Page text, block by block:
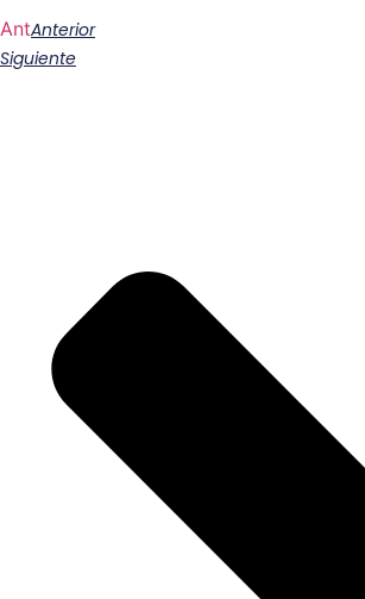
AntAnterior
Siguiente